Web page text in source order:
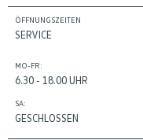
ÖFFNUNGSZEITEN
SERVICE
MO-FR:
6.30 - 18.00 UHR
SA:
GESCHLOSSEN